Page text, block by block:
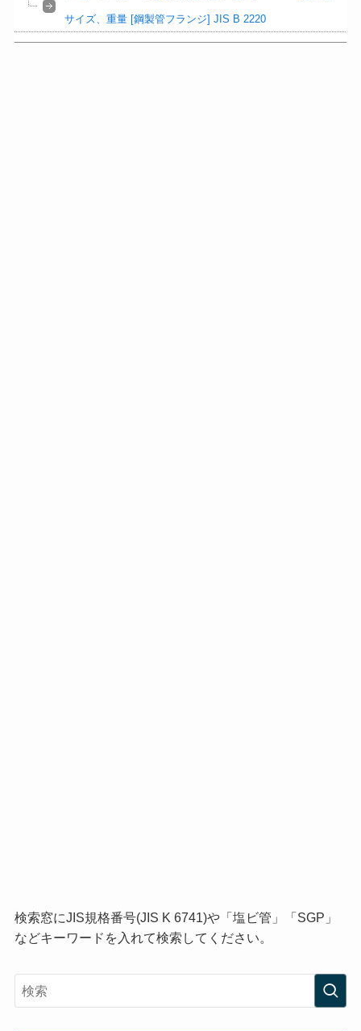
サイズ、重量 [鋼製管フランジ] JIS B 2220
検索窓にJIS規格番号(JIS K 6741)や「塩ビ管」「SGP」
などキーワードを入れて検索してください。